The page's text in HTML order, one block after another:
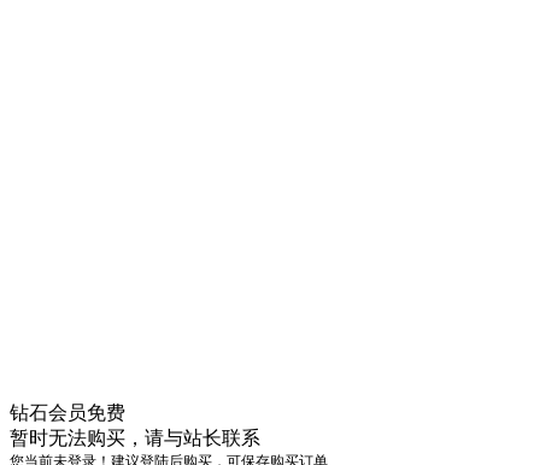
钻石会员免费
暂时无法购买，请与站长联系
您当前未登录！建议登陆后购买，可保存购买订单